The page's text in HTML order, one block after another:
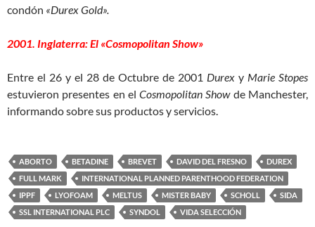
condón «Durex Gold».
2001. Inglaterra: El «Cosmopolitan Show»
Entre el 26 y el 28 de Octubre de 2001 Durex y Marie Stopes
estuvieron presentes en elCosmopolitan Showde Manchester,
informando sobre sus productos y servicios.
ABORTO BETADINE BREVET DAVID DEL FRESNO
DUREX
FULL MARK
INTERNATIONAL PLANNED PARENTHOOD FEDERATION
IPPF
LYOFOAM MELTUS MISTER BABY SCHOLL
SIDA
SSL INTERNATIONAL PLC
SYNDOL VIDA SELECCIÓN